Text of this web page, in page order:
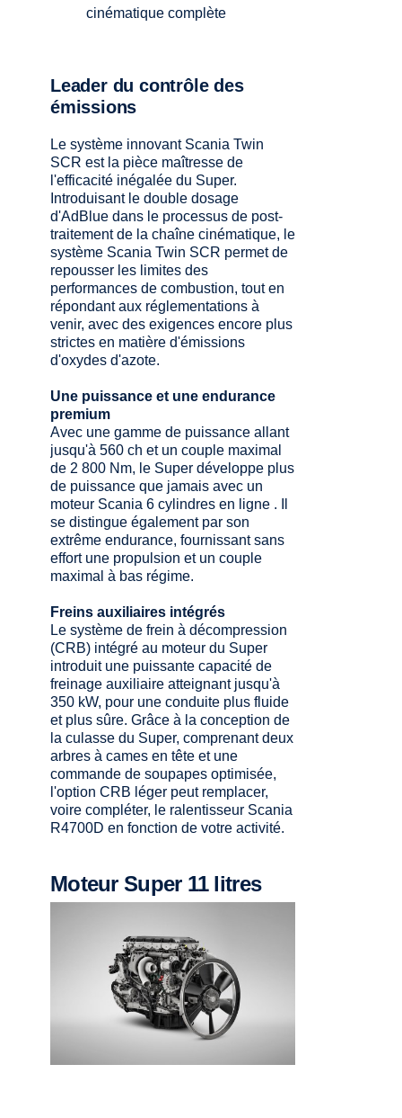
cinématique complète
Leader du contrôle des
émissions
Le système innovant Scania Twin
SCR est la pièce maîtresse de
l'efficacité inégalée du Super.
Introduisant le double dosage
d'AdBlue dans le processus de post-
traitement de la chaîne cinématique, le
système Scania Twin SCR permet de
repousser les limites des
performances de combustion, tout en
répondant aux réglementations à
venir, avec des exigences encore plus
strictes en matière d'émissions
d'oxydes d'azote.
Une puissance et une endurance
premium
Avec une gamme de puissance allant
jusqu'à 560 ch et un couple maximal
de 2 800 Nm, le Super développe plus
de puissance que jamais avec un
moteur Scania 6 cylindres en ligne . Il
se distingue également par son
extrême endurance, fournissant sans
effort une propulsion et un couple
maximal à bas régime.
Freins auxiliaires intégrés
Le système de frein à décompression
(CRB) intégré au moteur du Super
introduit une puissante capacité de
freinage auxiliaire atteignant jusqu'à
350 kW, pour une conduite plus fluide
et plus sûre. Grâce à la conception de
la culasse du Super, comprenant deux
arbres à cames en tête et une
commande de soupapes optimisée,
l'option CRB léger peut remplacer,
voire compléter, le ralentisseur Scania
R4700D en fonction de votre activité.
Moteur Super 11 litres